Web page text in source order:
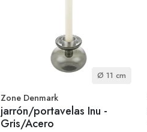
Ø 11 cm
Zone Denmark
jarrón/portavelas Inu -
Gris/Acero